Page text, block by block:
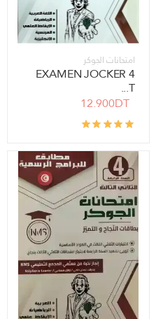
امتحانات الجوكر
EXAMEN JOCKER 4
T...
12.900DT